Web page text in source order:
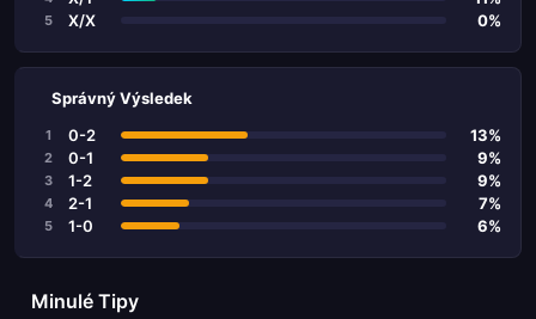
5 X/X 0%
Správný Výsledek
1 0-2 13%
2 0-1 9%
3 1-2 9%
4 2-1 7%
5 1-0 6%
Minulé Tipy